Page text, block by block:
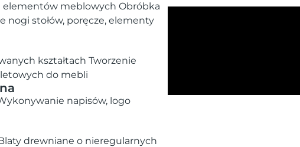
elementów meblowych Obróbka
nogi stołów, poręcze, elementy
kształtach Tworzenie
do mebli
napisów, logo
drewniane o nieregularnych